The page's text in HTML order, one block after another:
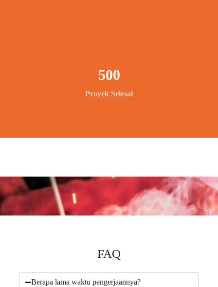
Proyek Selesai
500
FAQ
Berapa lama waktu pengerjaannya?